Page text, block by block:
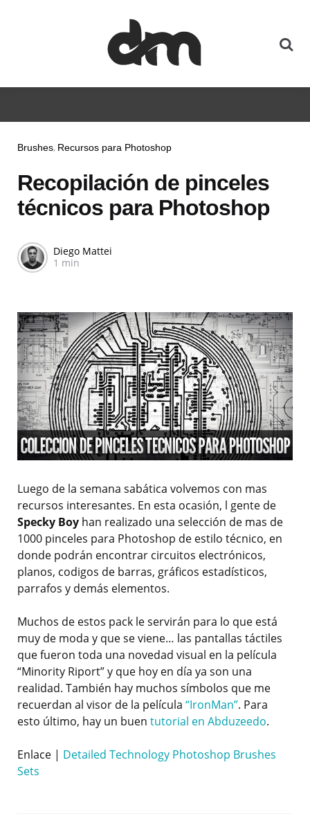
Brushes Recursos para Photoshop
Recopilación de pinceles
técnicos para Photoshop
Diego Mattei
1 min
Luego de la semana sabática volvemos con mas
recursos interesantes. En esta ocasión, l gente de
Specky Boy han realizado una selección de mas de
1000 pinceles para Photoshop de estilo técnico, en
donde podrán encontrar circuitos electrónicos,
planos, codigos de barras, gráficos estadísticos,
parrafos y demás elementos.
Muchos de estos pack le servirán para lo que está
muy de moda y que se viene… las pantallas táctiles
que fueron toda una novedad visual en la película
“Minority Riport” y que hoy en día ya son una
realidad. También hay muchos símbolos que me
recuerdan al visor de la película “IronMan”. Para
esto último, hay un buen tutorial en Abduzeedo.
Enlace | Detailed Technology Photoshop Brushes
Sets